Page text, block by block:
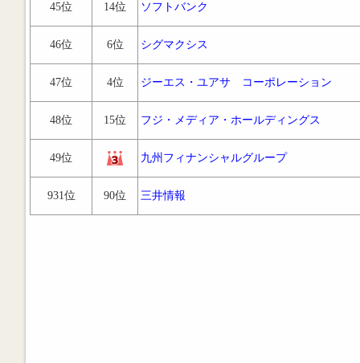
45位 14位 ソフトバンク
46位 6位 シグマクシス
47位 4位 ジーエス・ユアサ コーポレーション
48位 15位 フジ・メディア・ホールディングス
49位 九州フィナンシャルグループ
931位 90位 三井情報